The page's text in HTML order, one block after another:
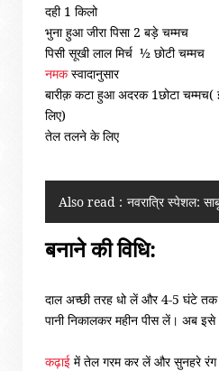
दही 1 किलो
भुना हुआ जीरा पिसा2 बड़े चम्मच
पिसी सूखी लाल मिर्च ½ छोटी चम्मच
नमकस्वादानुसार
बारीक़ कटा हुआ अदरक 1छोटा
लिए)
तेल तलने के लिए
Also read : नवरात्रि स्पेशल:
बनाने की विधि:
दाल अच्छी तरह धो लें और4-5 घंटे तक
पानी निकालकर महीन पीस लें। अब
कढ़ाई में तेल गरम कर लें और सुनहरे रंग